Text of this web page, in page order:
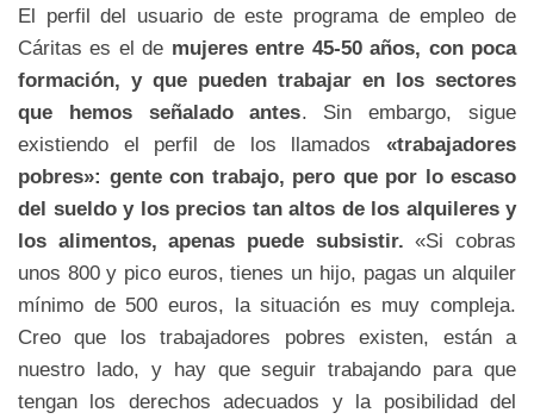
El perfil del usuario de este programa de empleo de
Cáritas es el de mujeres entre 45-50 años, con poca
formación, y que pueden trabajar en los sectores
que hemos señalado antes. Sin embargo, sigue
existiendo el perfil de los llamados «trabajadores
pobres»: gente con trabajo, pero que por lo escaso
del sueldo y los precios tan altos de los alquileres y
los alimentos, apenas puede subsistir. «Si cobras
unos 800 y pico euros, tienes un hijo, pagas un alquiler
mínimo de 500 euros, la situación es muy compleja.
Creo que los trabajadores pobres existen, están a
nuestro lado, y hay que seguir trabajando para que
tengan los derechos adecuados y la posibilidad del